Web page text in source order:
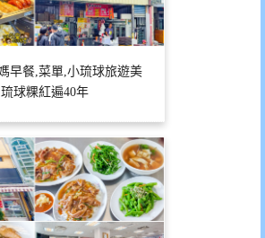
早餐,菜單,小琉球旅遊美
球粿紅遍40年